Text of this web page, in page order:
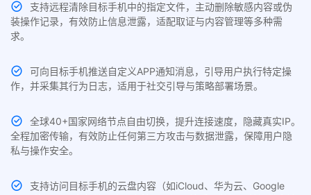
支持远程清除目标手机中的指定文件，主动删除敏感内容或伪
装操作记录，有效防止信息泄露，适配取证与内容管理等多种需
求。
可向目标手机推送自定义APP通知消息，引导用户执行特定操
作，并采集其行为日志，适用于社交引导与策略部署场景。
全球40+国家网络节点自由切换，提升连接速度，隐藏真实IP。
全程加密传输，有效防止任何第三方攻击与数据泄露，保障用户隐
私与操作安全。
支持访问目标手机的云盘内容（如iCloud、华为云、Google